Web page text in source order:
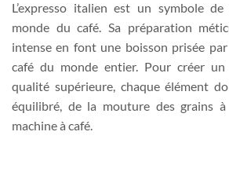
L’expresso italien est un symbole de
monde du café. Sa préparation
intense en font une boisson prisée
café du monde entier. Pour créer
qualité supérieure, chaque élément
équilibré, de la mouture des grains à
machine à café.